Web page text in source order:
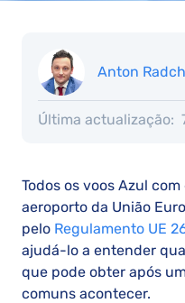
Anton
Última actualização:
Todos os voos Azul
aeroporto da União
pelo Regulamento UE
ajudá-lo a entender
que pode obter após
comuns acontecer.